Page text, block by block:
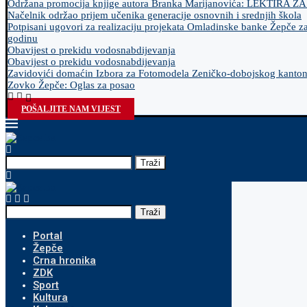
Održana promocija knjige autora Branka Marijanovića: LEKTIRA
Načelnik održao prijem učenika generacije osnovnih i srednjih škola
Potpisani ugovori za realizaciju projekata Omladinske banke Žepče
godinu
Obavijest o prekidu vodosnabdijevanja
Obavijest o prekidu vodosnabdijevanja
Zavidovići domaćin Izbora za Fotomodela Zeničko-dobojskog
Zovko Žepče: Oglas za posao
POŠALJITE NAM VIJEST
Traži
Traži
Portal
Žepče
Crna hronika
ZDK
Sport
Kultura